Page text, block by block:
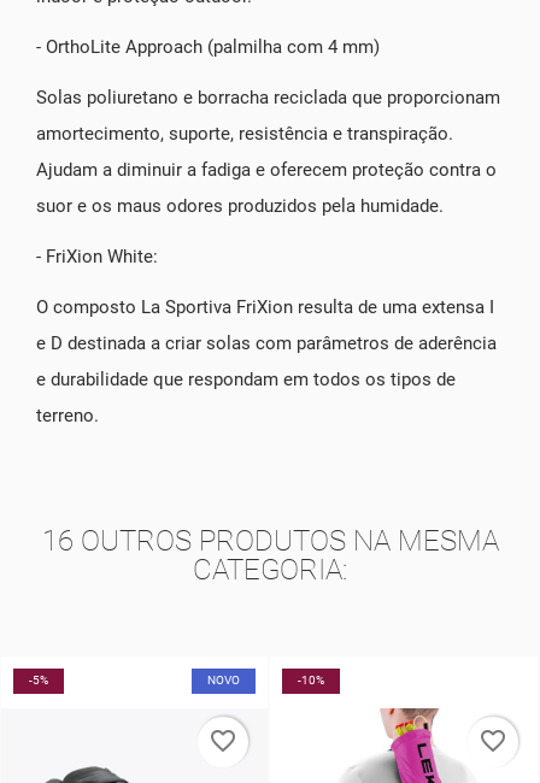
- OrthoLite Approach (palmilha com 4 mm)
Solas poliuretano e borracha reciclada que proporcionam
amortecimento, suporte, resistência e transpiração.
Ajudam a diminuir a fadiga e oferecem proteção contra o
suor e os maus odores produzidos pela humidade.
- FriXion White:
O composto La Sportiva FriXion resulta de uma extensa I
e D destinada a criar solas com parâmetros de aderência
e durabilidade que respondam em todos os tipos de
terreno.
16 OUTROS PRODUTOS NA MESMA
CATEGORIA:
-5% NOVO
favorite_border
-10%
favorite_border